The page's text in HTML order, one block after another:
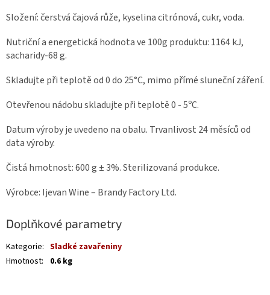
Složení: čerstvá čajová růže, kyselina citrónová, cukr, voda.
Nutriční a energetická hodnota ve 100g produktu: 1164 kJ,
sacharidy-68 g.
Skladujte při teplotě od 0 do 25°C, mimo přímé sluneční záření.
Otevřenou nádobu skladujte při teplotě 0 - 5ºC.
Datum výroby je uvedeno na obalu. Trvanlivost 24 měsíců od
data výroby.
Čistá hmotnost: 600 g ± 3%. Sterilizovaná produkce.
Výrobce: Ijevan Wine – Brandy Factory Ltd.
Doplňkové parametry
Kategorie: Sladké zavařeniny
Hmotnost: 0.6 kg